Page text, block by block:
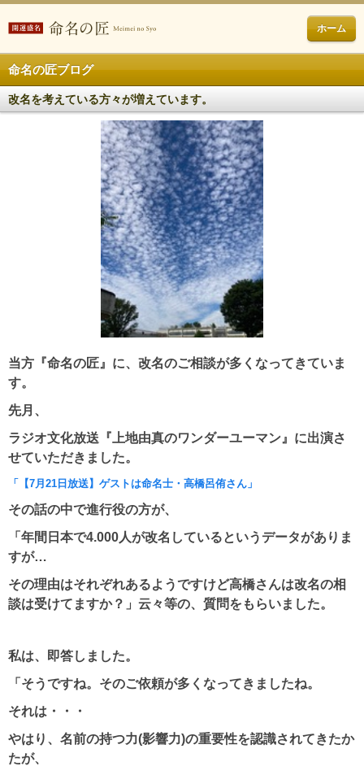
ホーム
命名の匠ブログ
改名を考えている方々が増えています。
当方『命名の匠』に、改名のご相談が多くなってきていま
す。
先月、
ラジオ文化放送『上地由真のワンダーユーマン』に出演さ
せていただきました。
「 【7月21日放送】ゲストは命名士・高橋呂侑さん 」
その話の中で進行役の方が、
「年間日本で4.000人が改名しているというデータがありま
すが…
その理由はそれぞれあるようですけど高橋さんは改名の相
談は受けてますか？」云々等の、 質問をもらいました。
私は、即答しました。
「そうですね。そのご依頼が多くなってきましたね。
それは・・・
やはり、名前の持つ力(影響力)の重要性を認識されてきたか
たが、